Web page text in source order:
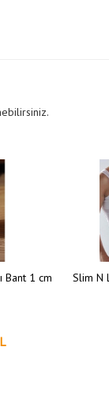
Bant 1 cm
Slim N